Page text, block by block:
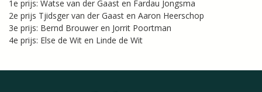
1e prijs: Watse van der Gaast en Fardau Jongsma
2e prijs Tjidsger van der Gaast en Aaron Heerschop
3e prijs: Bernd Brouwer en Jorrit Poortman
4e prijs: Else de Wit en Linde de Wit